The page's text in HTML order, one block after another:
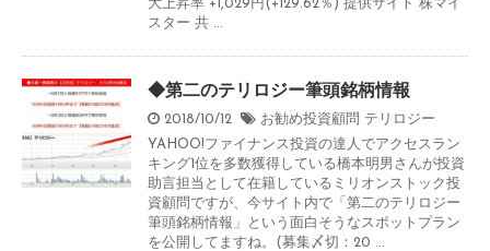
大上昇率 +1,029円(+129.62％) 提供サイト 株マイ
スター 共 ...
◆第二のテリロジー筆頭銘柄情報
2018/10/12 お勧め投資顧問 テリロジー
YAHOO!ファイナンス投資の達人でアクセスラン
キング1位を多数獲得している橋本明男さんが投資
助言担当として在籍しているミリオンストック投
資顧問ですが、今サイト内で「第二のテリロジー
筆頭銘柄情報」という面白そうなスポットプラン
を公開してますね。(募集〆切：20 ...